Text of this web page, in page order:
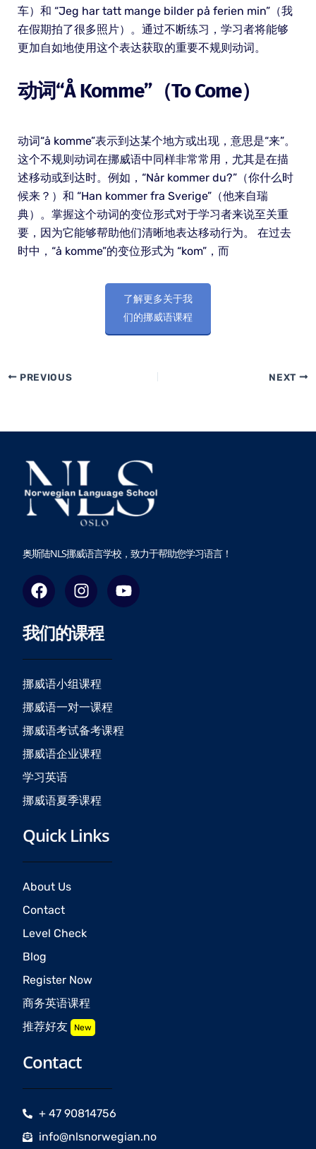
车）和 “Jeg har tatt mange bilder på ferien min”（我
在假期拍了很多照片）。通过不断练习，学习者将能够
更加自如地使用这个表达获取的重要不规则动词。
动词“å Komme”（to Come）
动词“å komme”表示到达某个地方或出现，意思是“来”。
这个不规则动词在挪威语中同样非常常用，尤其是在描
述移动或到达时。例如，“Når kommer du?”（你什么时
候来？）和 “Han kommer fra Sverige”（他来自瑞
典）。掌握这个动词的变位形式对于学习者来说至关重
要，因为它能够帮助他们清晰地表达移动行为。 在过去
时中，“å komme”的变位形式为 “kom”，而
了解更多关于我
们的挪威语课程
PREVIOUS NEXT
奥斯陆NLS挪威语言学校，致力于帮助您学习语言！
F
a
c
e
b
o
o
k
I
n
s
t
a
g
r
a
m
Y
o
u
我们的课程
挪威语小组课程
挪威语一对一课程
挪威语考试备考课程
挪威语企业课程
学习英语
挪威语夏季课程
Quick Links
About Us
Contact
Level Check
Blog
Register Now
商务英语课程
推荐好友 New
Contact
+ 47 90814756
info@nlsnorwegian.no